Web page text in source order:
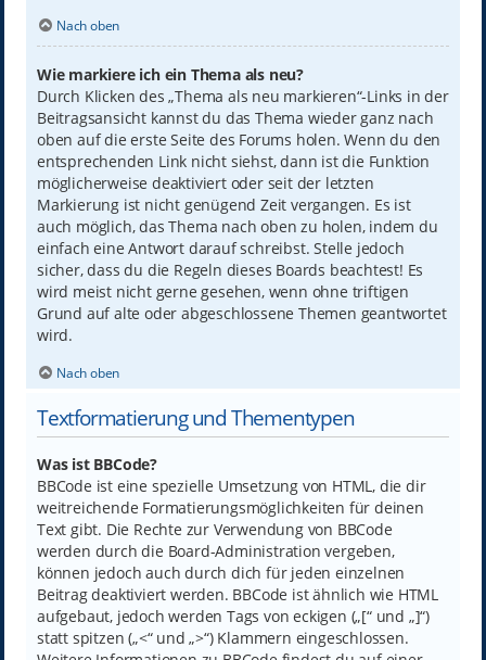
Nach oben
Wie markiere ich ein Thema als neu?
Durch Klicken des „Thema als neu markieren“-Links in der
Beitragsansicht kannst du das Thema wieder ganz nach
oben auf die erste Seite des Forums holen. Wenn du den
entsprechenden Link nicht siehst, dann ist die Funktion
möglicherweise deaktiviert oder seit der letzten
Markierung ist nicht genügend Zeit vergangen. Es ist
auch möglich, das Thema nach oben zu holen, indem du
einfach eine Antwort darauf schreibst. Stelle jedoch
sicher, dass du die Regeln dieses Boards beachtest! Es
wird meist nicht gerne gesehen, wenn ohne triftigen
Grund auf alte oder abgeschlossene Themen geantwortet
wird.
Nach oben
Textformatierung und Thementypen
Was ist BBCode?
BBCode ist eine spezielle Umsetzung von HTML, die dir
weitreichende Formatierungsmöglichkeiten für deinen
Text gibt. Die Rechte zur Verwendung von BBCode
werden durch die Board-Administration vergeben,
können jedoch auch durch dich für jeden einzelnen
Beitrag deaktiviert werden. BBCode ist ähnlich wie HTML
aufgebaut, jedoch werden Tags von eckigen („[“ und „]“)
statt spitzen („<“ und „>“) Klammern eingeschlossen.